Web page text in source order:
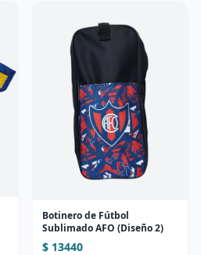
Botinero de Fútbol
Sublimado AFO (Diseño 2)
$ 13440